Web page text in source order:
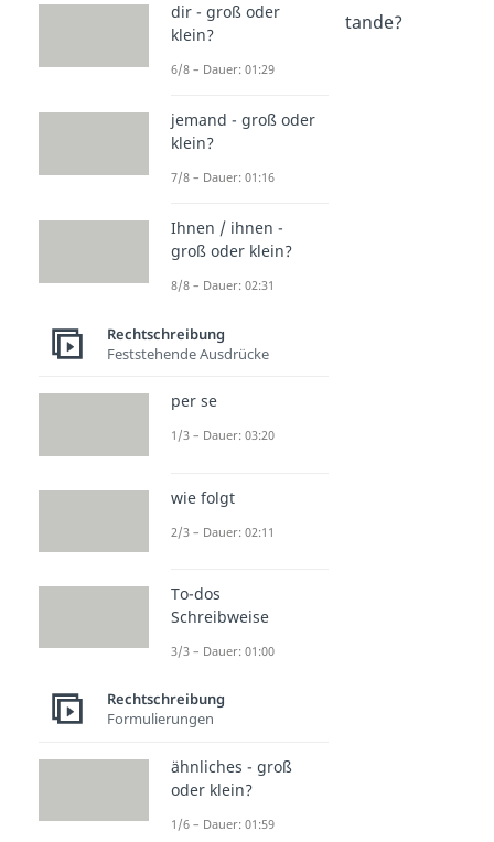
zustande oder zu Stande?
Dauer: 01:23
zugrundeliegend
dir - groß oder
klein?
6/8 – Dauer: 01:29
jemand - groß oder
klein?
7/8 – Dauer: 01:16
Ihnen / ihnen -
groß oder klein?
8/8 – Dauer: 02:31
Rechtschreibung
Feststehende Ausdrücke
per se
1/3 – Dauer: 03:20
wie folgt
2/3 – Dauer: 02:11
To-dos
Schreibweise
3/3 – Dauer: 01:00
Rechtschreibung
Formulierungen
ähnliches - groß
oder klein?
1/6 – Dauer: 01:59